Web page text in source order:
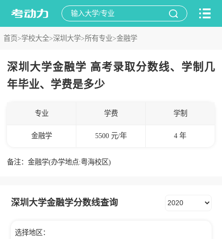
首页>学校大全>深圳大学>所有专业>金融学
深圳大学金融学 高考录取分数线、学制几
年毕业、学费是多少
专业 学费 学制
金融学 5500 元/年 4 年
备注：金融学(办学地点:粤海校区)
深圳大学金融学分数线查询
选择地区：